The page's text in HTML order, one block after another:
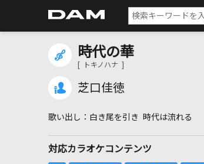
時代の華
[ トキノハナ ]
芝口佳徳
白き尾を引き 時代は流れる
対応カラオケコンテンツ